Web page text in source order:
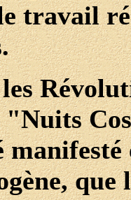
travail
que